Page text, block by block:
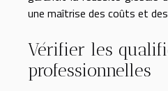
une maîtrise des coûts et
Vérifier les
professionnelles